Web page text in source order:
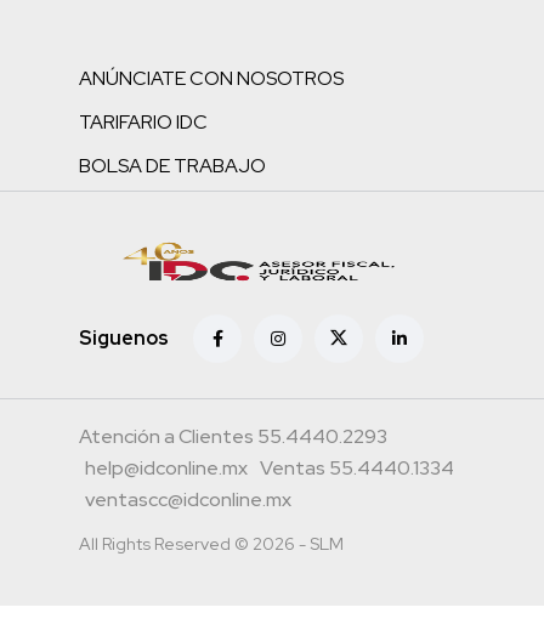
ANÚNCIATE CON NOSOTROS
TARIFARIO IDC
BOLSA DE TRABAJO
Siguenos
Atención a Clientes 55.4440.2293
help@idconline.mx Ventas 55.4440.1334
ventascc@idconline.mx
All Rights Reserved © 2026 - SLM